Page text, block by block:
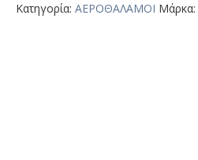
Κατηγορία:ΑΕΡΟΘΑΛΑΜΟΙ Μάρκα: